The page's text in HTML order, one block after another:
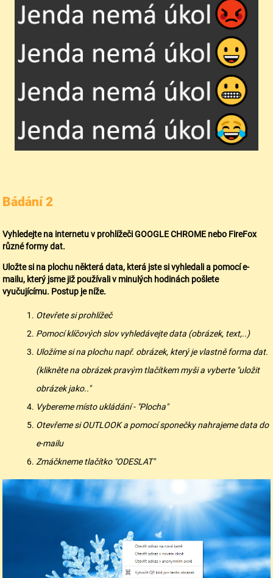
Bádání 2
Vyhledejte na internetu v prohlížeči GOOGLE CHROME nebo FireFox
různé formy dat.
Uložte si na plochu některá data, která jste si vyhledali a pomocí e-
mailu, který jsme již používali v minulých hodinách pošlete
vyučujícímu. Postup je níže.
Otevřete si prohlížeč
Pomocí klíčových slov vyhledávejte data (obrázek, text,..)
Uložíme si na plochu např. obrázek, který je vlastně forma dat.
(klikněte na obrázek pravým tlačítkem myši a vyberte "uložit
obrázek jako.."
Vybereme místo ukládání - "Plocha"
Otevřeme si OUTLOOK a pomocí sponečky nahrajeme data do
e-mailu
Zmáčkneme tlačítko "ODESLAT"